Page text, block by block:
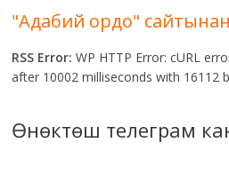
"Адабий ордо"
RSS Error: WP HTTP Error: cURL
after 10002 milliseconds with 16112
Өнөктөш телеграм